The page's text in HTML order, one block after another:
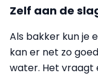
Zelf aan de
Als bakker kun je
kan er net zo
water. Het vraagt